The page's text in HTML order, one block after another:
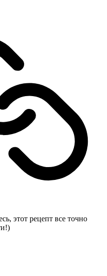
этот рецепт все точно